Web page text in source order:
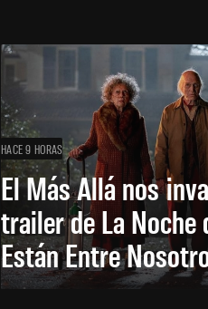
HACE 9 HORAS
El Más Allá nos
trailer de La Noche
Están Entre